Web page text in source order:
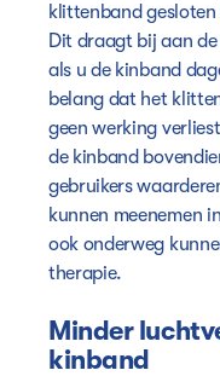
klittenband
Dit draagt bij aan
als u de kinband
belang dat het
geen werking
de kinband
gebruikers
kunnen meenemen
ook onderweg
therapie.
Minder
kinband